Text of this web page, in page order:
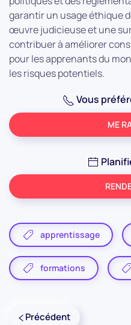
garantir un usage éthique
œuvre judicieuse et une
contribuer à améliorer
pour les apprenants du
les risques potentiels.
Vous
ME
apprentissage
formations
Précédent